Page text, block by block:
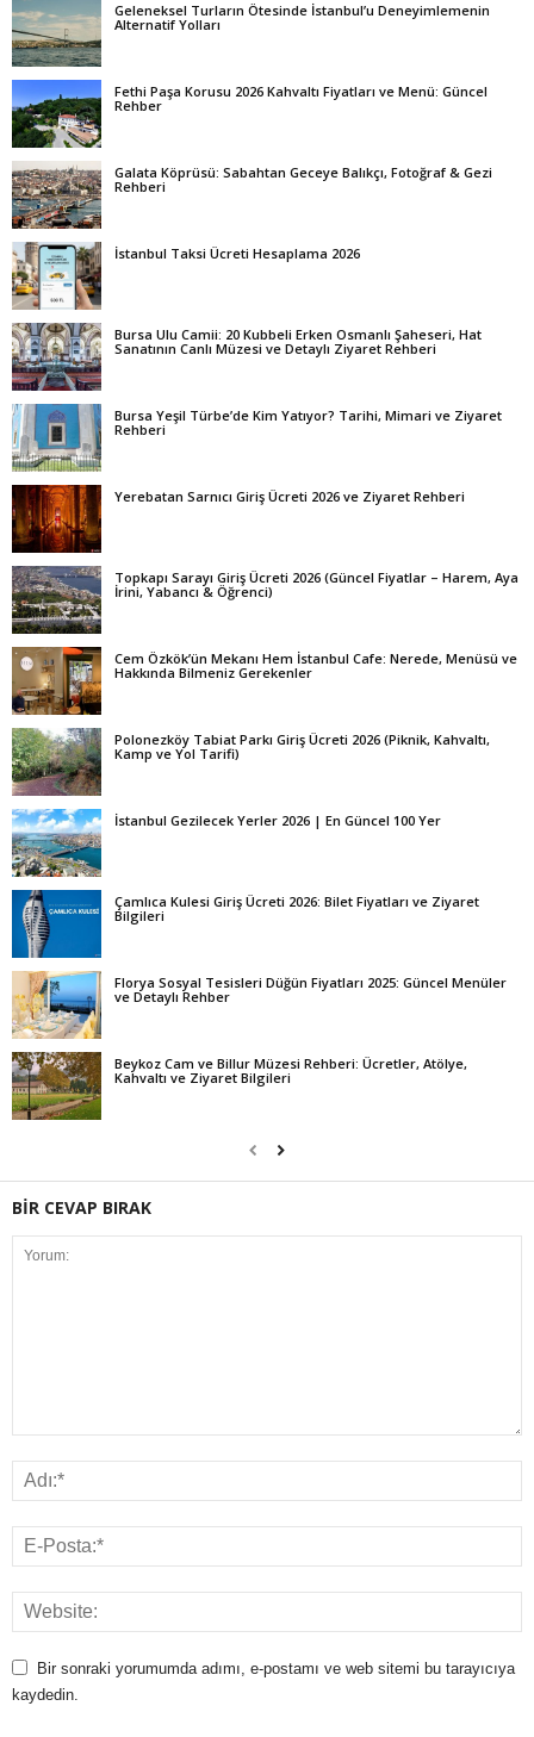
Geleneksel Turların Ötesinde İstanbul’u Deneyimlemenin
Alternatif Yolları
Fethi Paşa Korusu 2026 Kahvaltı Fiyatları ve Menü: Güncel
Rehber
Galata Köprüsü: Sabahtan Geceye Balıkçı, Fotoğraf & Gezi
Rehberi
İstanbul Taksi Ücreti Hesaplama 2026
Bursa Ulu Camii: 20 Kubbeli Erken Osmanlı Şaheseri, Hat
Sanatının Canlı Müzesi ve Detaylı Ziyaret Rehberi
Bursa Yeşil Türbe’de Kim Yatıyor? Tarihi, Mimari ve Ziyaret
Rehberi
Yerebatan Sarnıcı Giriş Ücreti 2026 ve Ziyaret Rehberi
Topkapı Sarayı Giriş Ücreti 2026 (Güncel Fiyatlar – Harem, Aya
İrini, Yabancı & Öğrenci)
Cem Özkök’ün Mekanı Hem İstanbul Cafe: Nerede, Menüsü ve
Hakkında Bilmeniz Gerekenler
Polonezköy Tabiat Parkı Giriş Ücreti 2026 (Piknik, Kahvaltı,
Kamp ve Yol Tarifi)
İstanbul Gezilecek Yerler 2026 | En Güncel 100 Yer
Çamlıca Kulesi Giriş Ücreti 2026: Bilet Fiyatları ve Ziyaret
Bilgileri
Florya Sosyal Tesisleri Düğün Fiyatları 2025: Güncel Menüler
ve Detaylı Rehber
Beykoz Cam ve Billur Müzesi Rehberi: Ücretler, Atölye,
Kahvaltı ve Ziyaret Bilgileri
BİR CEVAP BIRAK
Bir sonraki yorumumda adımı, e-postamı ve web sitemi bu tarayıcıya
kaydedin.